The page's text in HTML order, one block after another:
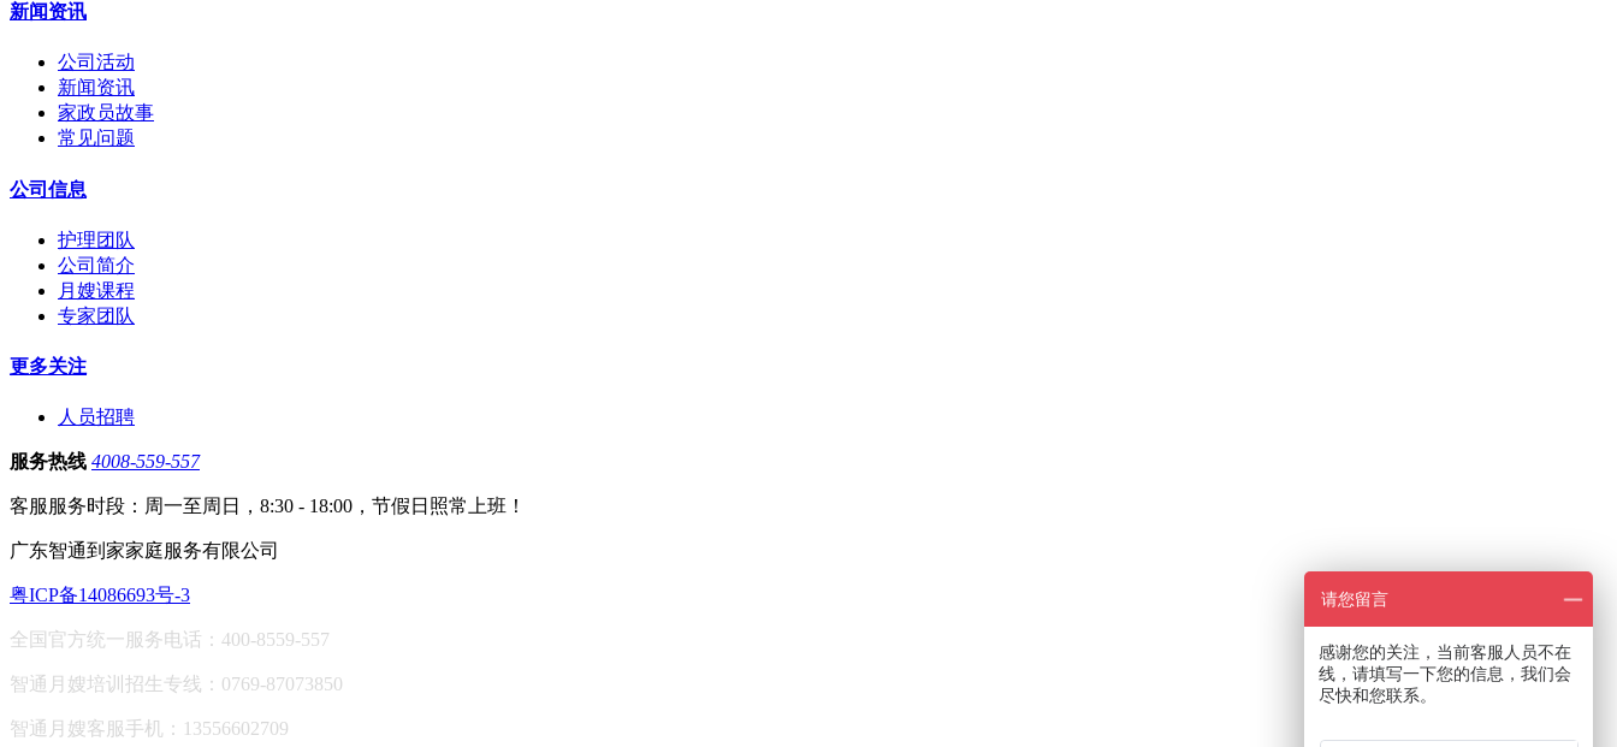
新闻资讯
公司活动
新闻资讯
家政员故事
常见问题
公司信息
护理团队
公司简介
月嫂课程
专家团队
更多关注
人员招聘
服务热线 4008-559-557
客服服务时段：周一至周日，8:30 - 18:00，节假日照常上班！
广东智通到家家庭服务有限公司
粤ICP备14086693号-3
全国官方统一服务电话：400-8559-557
智通月嫂培训招生专线：0769-87073850
智通月嫂客服手机：13556602709
请您留言
感谢您的关注，当前客服人员不在
线，请填写一下您的信息，我们会
尽快和您联系。